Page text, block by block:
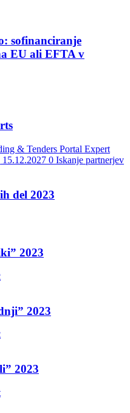
sofinanciranje
EU ali EFTA v
& Tenders Portal Expert
0 Iskanje partnerjev
del 2023
2023
2023
2023